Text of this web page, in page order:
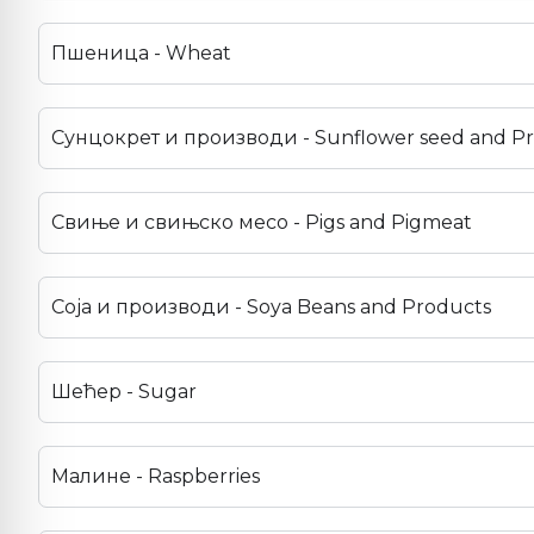
Пшеница - Wheat
Сунцокрет и производи - Sunflower seed and
Свиње и свињско месо - Pigs and Pigmeat
Соја и производи - Soya Beans and Products
Шећер - Sugar
Малине - Raspberries